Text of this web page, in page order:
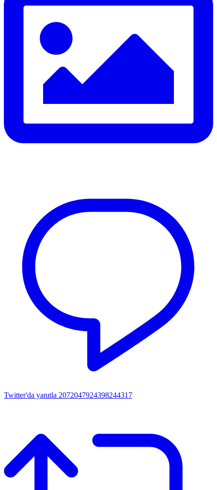
Twitter'da yanıtla 2072047924398244317